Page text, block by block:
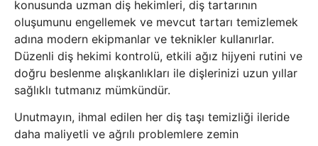
konusunda uzman diş hekimleri, diş tartarının
oluşumunu engellemek ve mevcut tartarı temizlemek
adına modern ekipmanlar ve teknikler kullanırlar.
Düzenli diş hekimi kontrolü, etkili ağız hijyeni rutini ve
doğru beslenme alışkanlıkları ile dişlerinizi uzun yıllar
sağlıklı tutmanız mümkündür.
Unutmayın, ihmal edilen her diş taşı temizliği ileride
daha maliyetli ve ağrılı problemlere zemin